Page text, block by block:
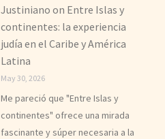
Justiniano on Entre Islas y
continentes: la experiencia
judía en el Caribe y América
Latina
May 30, 2026
Me pareció que "Entre Islas y
continentes" ofrece una mirada
fascinante y súper necesaria a la